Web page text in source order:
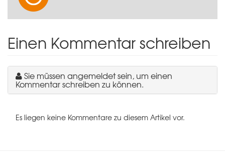
Einen Kommentar schreiben
Sie müssen angemeldet sein, um einen
Kommentar schreiben zu können.
Es liegen keine Kommentare zu diesem Artikel vor.